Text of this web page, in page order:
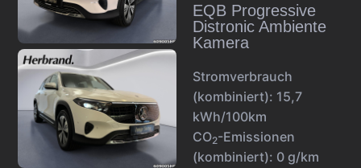
EQB Progressive
Distronic Ambiente
Kamera
Stromverbrauch
(kombiniert): 15,7
kWh/100km
CO2-Emissionen
(kombiniert): 0 g/km